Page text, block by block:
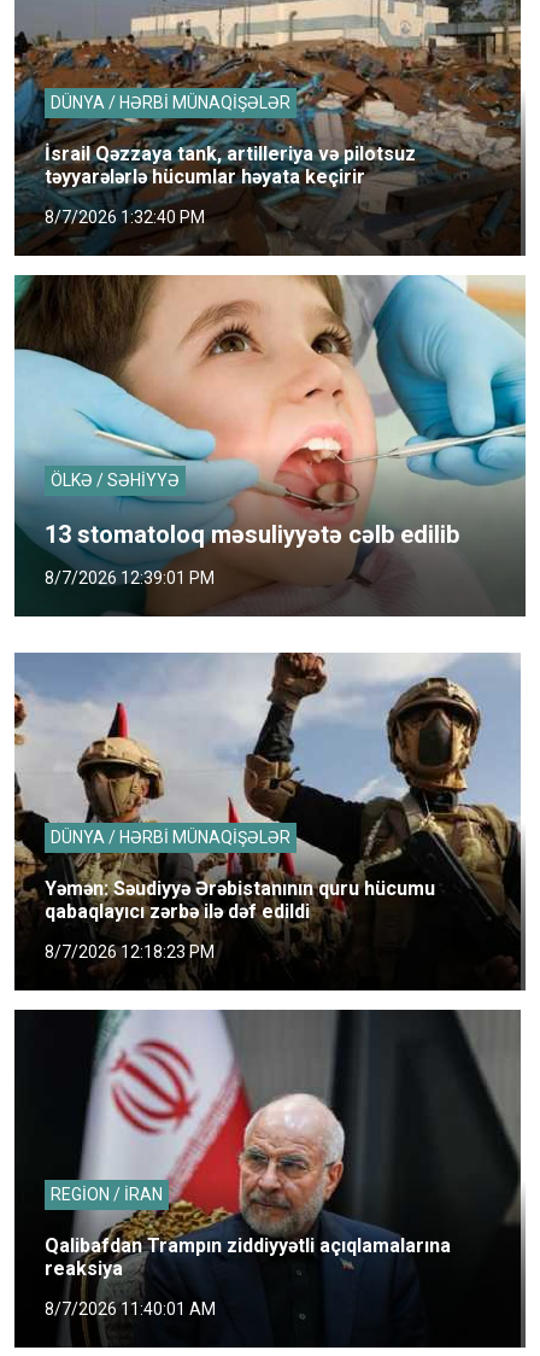
DÜNYA / HƏRBİ MÜNAQİŞƏLƏR
İsrail Qəzzaya tank, artilleriya və pilotsuz
təyyarələrlə hücumlar həyata keçirir
8/7/2026 1:32:40 PM
ÖLKƏ / SƏHİYYƏ
13 stomatoloq məsuliyyətə cəlb edilib
8/7/2026 12:39:01 PM
DÜNYA / HƏRBİ MÜNAQİŞƏLƏR
Yəmən: Səudiyyə Ərəbistanının quru hücumu
qabaqlayıcı zərbə ilə dəf edildi
8/7/2026 12:18:23 PM
REGİON / İRAN
Qalibafdan Trampın ziddiyyətli açıqlamalarına
reaksiya
8/7/2026 11:40:01 AM